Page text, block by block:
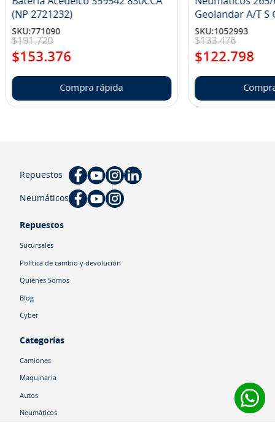
(NP 2721232)
SKU:771090
$191.720
$153.376
Compra rápida
SKU:1052993
$133.476
$122.798
Repuestos
Neumáticos
Repuestos
Sucursales
Política de cambio y devolución
Quiénes Somos
Blog
Cyber
Categorías
Camiones
Maquinaria
Autos
Neumáticos